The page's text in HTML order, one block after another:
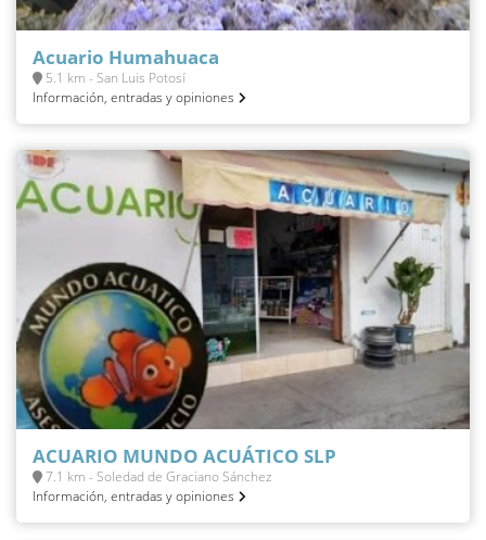
Acuario Humahuaca
5.1 km - San Luis Potosí
Información, entradas y opiniones
ACUARIO MUNDO ACUÁTICO SLP
7.1 km - Soledad de Graciano Sánchez
Información, entradas y opiniones